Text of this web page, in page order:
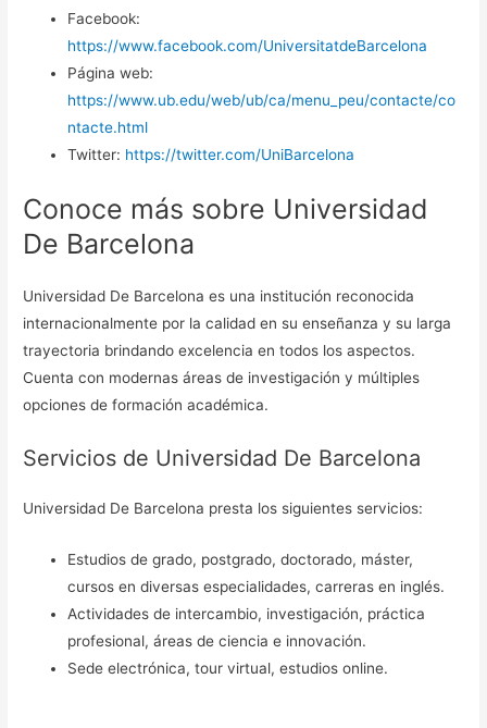
Facebook:
https://www.facebook.com/UniversitatdeBarcelona
Página web:
https://www.ub.edu/web/ub/ca/menu_peu/contacte/co
ntacte.html
Twitter: https://twitter.com/UniBarcelona
Conoce más sobre Universidad
De Barcelona
Universidad De Barcelona es una institución reconocida
internacionalmente por la calidad en su enseñanza y su larga
trayectoria brindando excelencia en todos los aspectos.
Cuenta con modernas áreas de investigación y múltiples
opciones de formación académica.
Servicios de Universidad De Barcelona
Universidad De Barcelona presta los siguientes servicios:
Estudios de grado, postgrado, doctorado, máster,
cursos en diversas especialidades, carreras en inglés.
Actividades de intercambio, investigación, práctica
profesional, áreas de ciencia e innovación.
Sede electrónica, tour virtual, estudios online.